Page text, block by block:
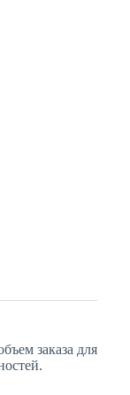
заказа для